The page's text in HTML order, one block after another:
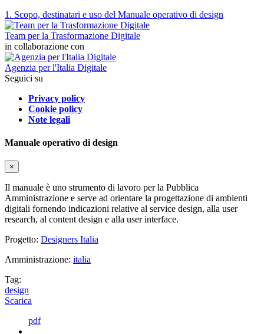
1. Scopo, destinatari e uso del Manuale operativo di design
Team per la Trasformazione Digitale
in collaborazione con
Agenzia per l'Italia Digitale
Seguici su
Privacy policy
Cookie policy
Note legali
Manuale operativo di design
×
Il manuale è uno strumento di lavoro per la Pubblica
Amministrazione e serve ad orientare la progettazione di ambienti
digitali fornendo indicazioni relative al service design, alla user
research, al content design e alla user interface.
Progetto: Designers Italia
Amministrazione: italia
Tag:
design
Scarica
pdf